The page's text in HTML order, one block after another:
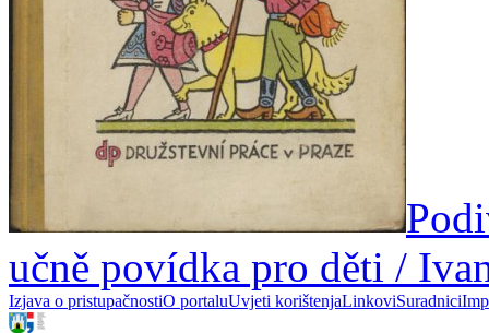
učně povídka pro děti /
Izjava o pristupačnostiO portaluUvjeti korištenjaLinkoviSuradnici